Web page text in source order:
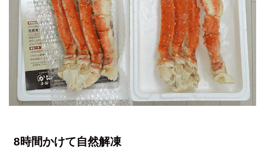
8時間かけて自然解凍